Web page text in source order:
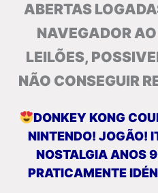
ABERTAS
NAVEGADOR
LEILÕES,
NÃO CONSEGUIR
DONKEY KONG
NINTENDO! JOGÃO!
NOSTALGIA ANOS
PRATICAMENTE